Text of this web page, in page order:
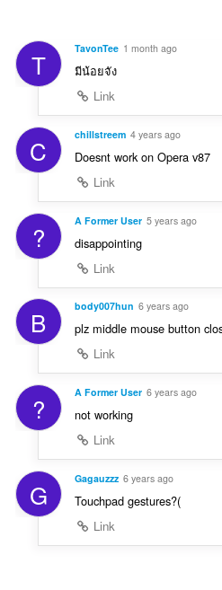
ビ
テ
ィ
セ
ス
可
T TavonTee 1 month ago
มีน้อยจัง
Link
C chillstreem 4 years ago
Doesnt work on Opera v87
Link
? A Former User 5 years ago
disappointing
Link
B body007hun 6 years ago
plz middle mouse button
Link
? A Former User 6 years ago
not working
Link
G Gagauzzz 6 years ago
Touchpad gestures?(
Link